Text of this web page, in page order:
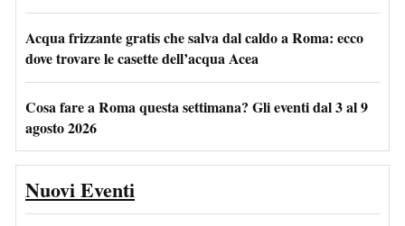
Acqua frizzante gratis che salva dal caldo a Roma: ecco
dove trovare le casette dell’acqua Acea
Cosa fare a Roma questa settimana? Gli eventi dal 3 al 9
agosto 2026
Nuovi Eventi